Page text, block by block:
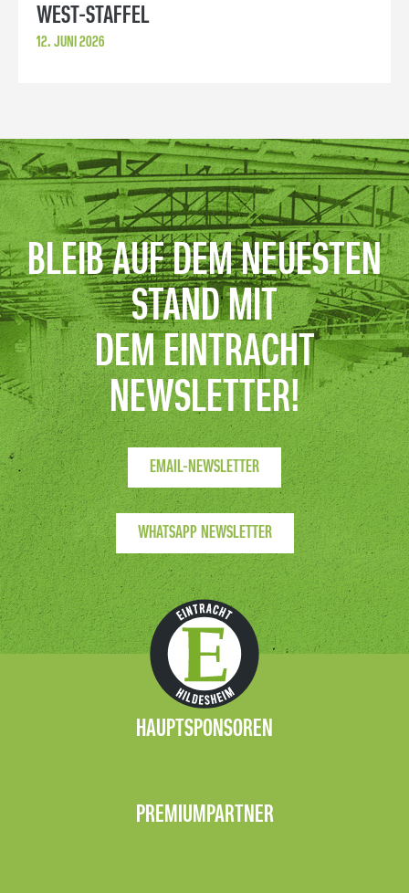
WEST-STAFFEL
12. JUNI 2026
BLEIB AUF DEM NEUESTEN
STAND MIT
DEM EINTRACHT
NEWSLETTER!
EMAIL-NEWSLETTER
WHATSAPP NEWSLETTER
HAUPTSPONSOREN
PREMIUMPARTNER